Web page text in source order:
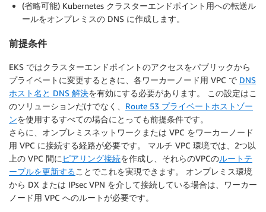
(省略可能) Kubernetes クラスターエンドポイント用への転送ル
ールをオンプレミスの DNS に作成します。
前提条件
EKS ではクラスターエンドポイントのアクセスをパブリックから
プライベートに変更するときに、各ワーカーノード用 VPC で DNS
ホスト名と DNS 解決を有効にする必要があります。 この設定はこ
のソリューションだけでなく、 Route 53 プライベートホストゾー
ンを使用するすべての場合にとっても前提条件です。
さらに、オンプレミスネットワークまたは VPC をワーカーノード
用 VPC に接続する経路が必要です。 マルチ VPC 環境では、2つ以
上の VPC 間に ピアリング接続を作成し、それらのVPCのルートテ
ーブルを更新することでこれを実現できます。 オンプレミス環境
から DX または IPsec VPN を介して接続している場合は、ワーカー
ノード用 VPC へのルートが必要です。